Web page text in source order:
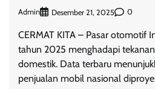
Admin Desember 21, 2025 0
CERMAT KITA – Pasar otomotif
tahun 2025 menghadapi
domestik. Data terbaru
penjualan mobil nasional